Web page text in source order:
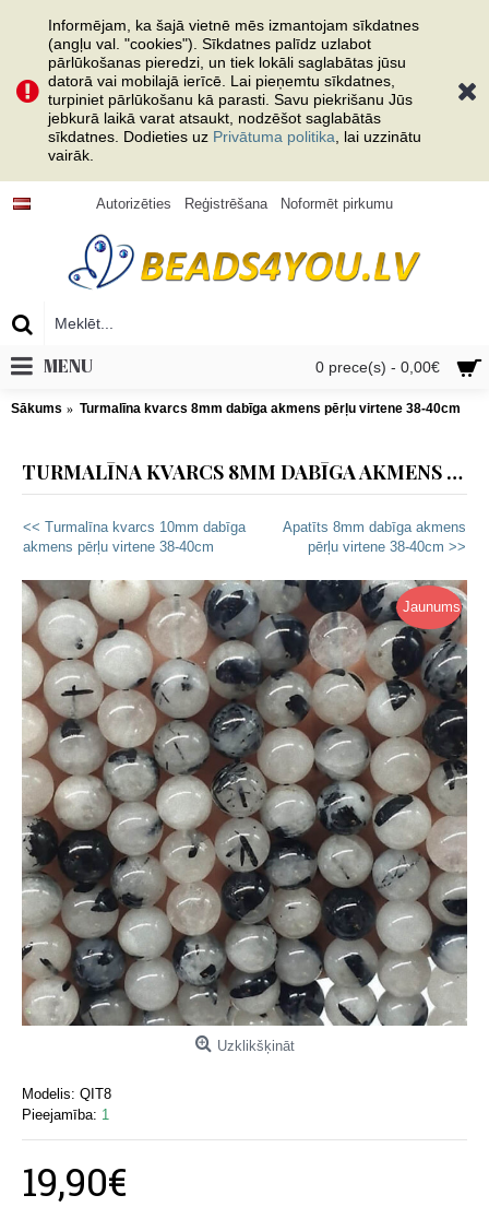
Informējam, ka šajā vietnē mēs izmantojam sīkdatnes
(angļu val. "cookies"). Sīkdatnes palīdz uzlabot
pārlūkošanas pieredzi, un tiek lokāli saglabātas jūsu
datorā vai mobilajā ierīcē. Lai pieņemtu sīkdatnes,
turpiniet pārlūkošanu kā parasti. Savu piekrišanu Jūs
jebkurā laikā varat atsaukt, nodzēšot saglabātās
sīkdatnes. Dodieties uz Privātuma politika , lai uzzinātu
vairāk.
Autorizēties Reģistrēšana Noformēt pirkumu
0 prece(s) - 0,00€
MENU
Sākums Turmalīna kvarcs 8mm dabīga akmens pērļu virtene 38-40cm
TURMALĪNA KVARCS 8MM DABĪGA AKMENS PĒRĻU VIRTENE 38-40CM
<< Turmalīna kvarcs 10mm dabīga
akmens pērļu virtene 38-40cm
Apatīts 8mm dabīga akmens
pērļu virtene 38-40cm >>
Jaunums
Uzklikšķināt
Modelis: QIT8
Pieejamība: 1
19,90€